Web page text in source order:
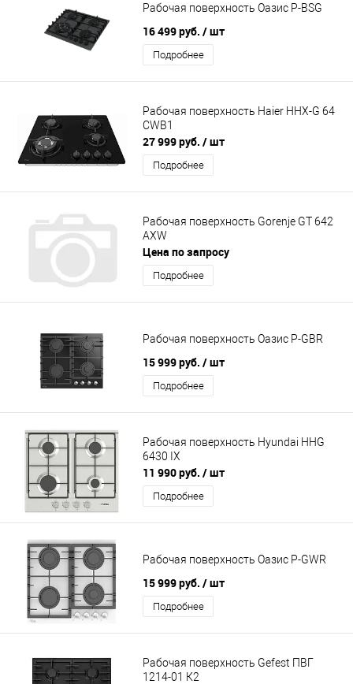
Рабочая поверхность Оазис P-BSG
16 499 руб. / шт
Подробнее
Рабочая поверхность Haier HHX-G 64
CWB1
27 999 руб. / шт
Подробнее
Рабочая поверхность Gorenje GT 642
AXW
Цена по запросу
Подробнее
Рабочая поверхность Оазис P-GBR
15 999 руб. / шт
Подробнее
Рабочая поверхность Hyundai HHG
6430 IX
11 990 руб. / шт
Подробнее
Рабочая поверхность Оазис P-GWR
15 999 руб. / шт
Подробнее
Рабочая поверхность Gefest ПВГ
1214-01 К2